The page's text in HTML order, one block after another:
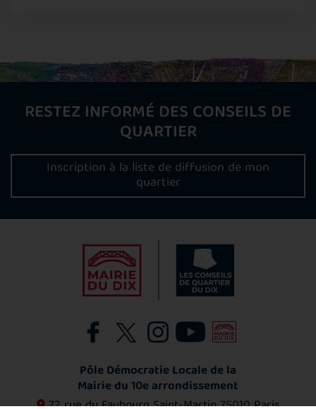
RESTEZ INFORMÉ DES CONSEILS DE
QUARTIER
Inscription à la liste de diffusion de mon
quartier
Pôle Démocratie Locale de la
Mairie du 10e arrondissement